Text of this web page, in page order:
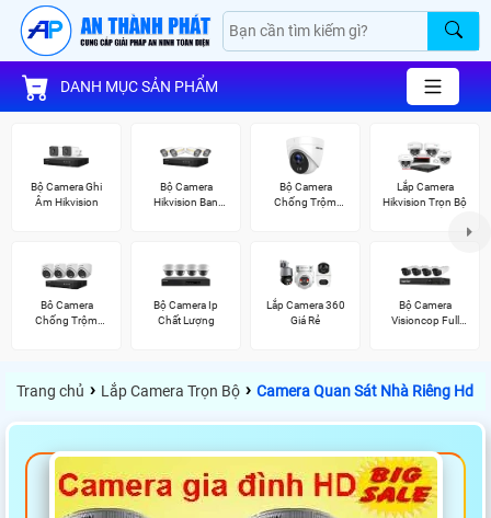
DANH MỤC SẢN PHẨM
Bộ Camera Ghi
Âm Hikvision
Bộ Camera
Hikvision Ban
Bộ Camera
Chống Trộm
Lắp Camera
Hikvision Trọn Bộ
Bô Camera
Chống Trộm
Bộ Camera Ip
Chất Lượng
Lắp Camera 360
Giá Rẻ
Bộ Camera
Visioncop Full
Trang chủ › Lắp Camera Trọn Bộ › Camera Quan Sát Nhà Riêng Hd